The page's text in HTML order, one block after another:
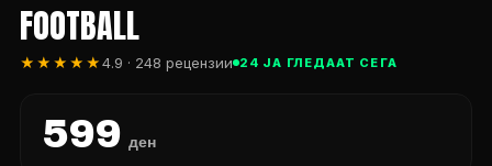
FOOTBALL
★★★★★4.9 · 248 рецензии 24 ЈА ГЛЕДААТ СЕГА
599 ден